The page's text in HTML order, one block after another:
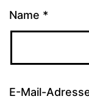
Name *
E-Mail-